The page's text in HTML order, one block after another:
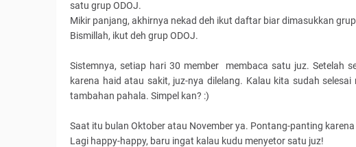
satu grup ODOJ.
Mikir panjang, akhirnya nekad deh ikut daftar biar dimasukkan
Bismillah, ikut deh grup ODOJ.
Sistemnya, setiap hari 30 member membaca satu juz. Setelah
karena haid atau sakit, juz-nya dilelang. Kalau kita sudah
tambahan pahala. Simpel kan? :)
Saat itu bulan Oktober atau November ya. Pontang-panting
Lagi happy-happy, baru ingat kalau kudu menyetor satu juz!